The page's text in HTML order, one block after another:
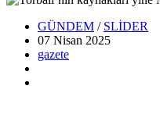
GÜNDEM / SLİDER
07 Nisan 2025
gazete